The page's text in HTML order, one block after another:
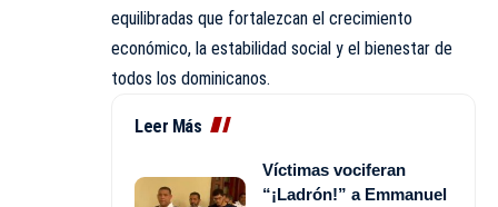
equilibradas que fortalezcan el crecimiento
económico, la estabilidad social y el bienestar de
todos los dominicanos.
Leer Más
Víctimas vociferan
“¡Ladrón!” a Emmanuel